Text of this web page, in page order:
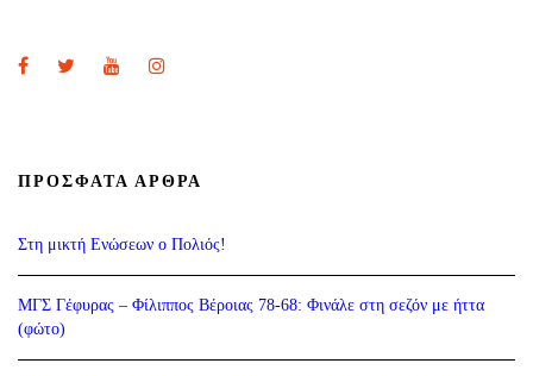
ΠΡΌΣΦΑΤΑ ΆΡΘΡΑ
Στη μικτή Ενώσεων ο Πολιός!
ΜΓΣ Γέφυρας – Φίλιππος Βέροιας 78-68: Φινάλε στη σεζόν με ήττα
(φώτο)